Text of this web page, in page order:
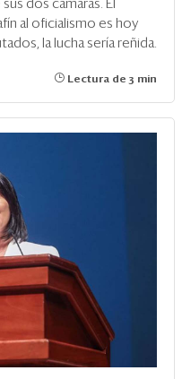
dos cámaras. El
al oficialismo es hoy
la lucha sería reñida.
Lectura de 3 min